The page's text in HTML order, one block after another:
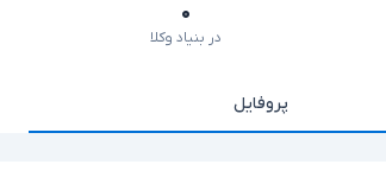
۰
در بنیاد وکلا
پروفایل